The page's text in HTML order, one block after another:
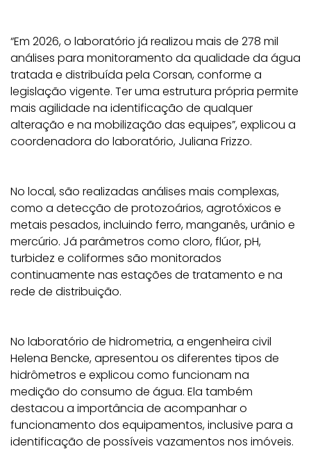
“Em 2026, o laboratório já realizou mais de 278 mil
análises para monitoramento da qualidade da água
tratada e distribuída pela Corsan, conforme a
legislação vigente. Ter uma estrutura própria permite
mais agilidade na identificação de qualquer
alteração e na mobilização das equipes”, explicou a
coordenadora do laboratório, Juliana Frizzo.
No local, são realizadas análises mais complexas,
como a detecção de protozoários, agrotóxicos e
metais pesados, incluindo ferro, manganês, urânio e
mercúrio. Já parâmetros como cloro, flúor, pH,
turbidez e coliformes são monitorados
continuamente nas estações de tratamento e na
rede de distribuição.
No laboratório de hidrometria, a engenheira civil
Helena Bencke, apresentou os diferentes tipos de
hidrômetros e explicou como funcionam na
medição do consumo de água. Ela também
destacou a importância de acompanhar o
funcionamento dos equipamentos, inclusive para a
identificação de possíveis vazamentos nos imóveis.